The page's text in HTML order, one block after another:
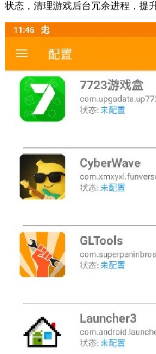
状态，清理游戏后台冗余进程，提